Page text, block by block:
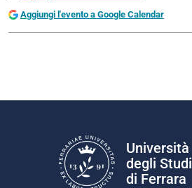
2026-
Aggiungi l'evento a Google Calendar
Università
degli Studi
di Ferrara